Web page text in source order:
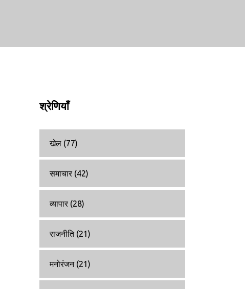
श्रेणियाँ
खेल (77)
समाचार (42)
व्यापार (28)
राजनीति (21)
मनोरंजन (21)